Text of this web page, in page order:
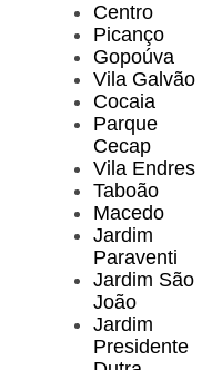
Centro
Picanço
Gopoúva
Vila Galvão
Cocaia
Parque
Cecap
Vila Endres
Taboão
Macedo
Jardim
Paraventi
Jardim São
João
Jardim
Presidente